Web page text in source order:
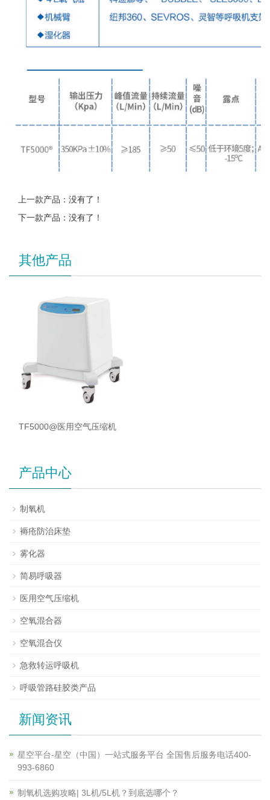
上一款产品：没有了！
下一款产品：没有了！
其他产品
TF5000@医用空气压缩机
产品中心
制氧机
褥疮防治床垫
雾化器
简易呼吸器
医用空气压缩机
空氧混合器
空氧混合仪
急救转运呼吸机
呼吸管路硅胶类产品
新闻资讯
星空平台-星空（中国）一站式服务平台 全国售后服务电话400-
993-6860
制氧机选购攻略| 3L机/5L机？到底选哪个？